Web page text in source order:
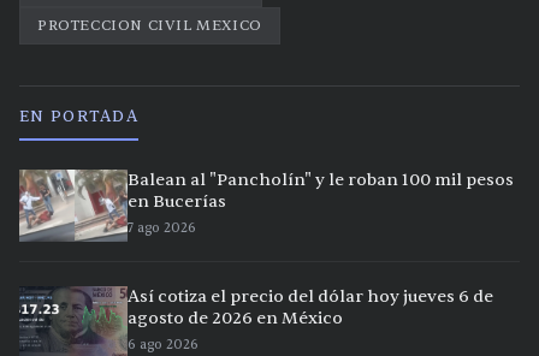
PROTECCION CIVIL MEXICO
EN PORTADA
Balean al "Pancholín" y le roban 100 mil pesos
en Bucerías
7 ago 2026
Así cotiza el precio del dólar hoy jueves 6 de
agosto de 2026 en México
6 ago 2026